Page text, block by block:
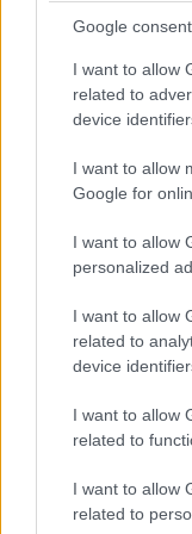
Google
I want to allow
related to
device
I want to allow
Google for
I want to allow
personalized
I want to allow
related to
device
I want to allow
related to
I want to allow
related to
AMD-s
prémium
Harangi László|2018
Ryzen 7 2700
Vega 56
Predator
Az Acer jelenleg
500 laptopjain ,
forradalmi